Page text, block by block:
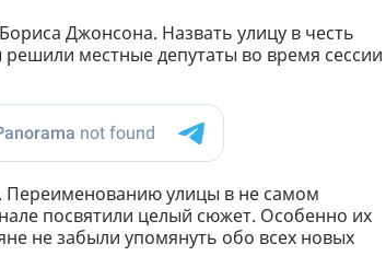
Джонсона. Назвать улицу в честь
местные депутаты во время сессии
улицы в не самом
посвятили целый сюжет. Особенно их
не забыли упомянуть обо всех новых